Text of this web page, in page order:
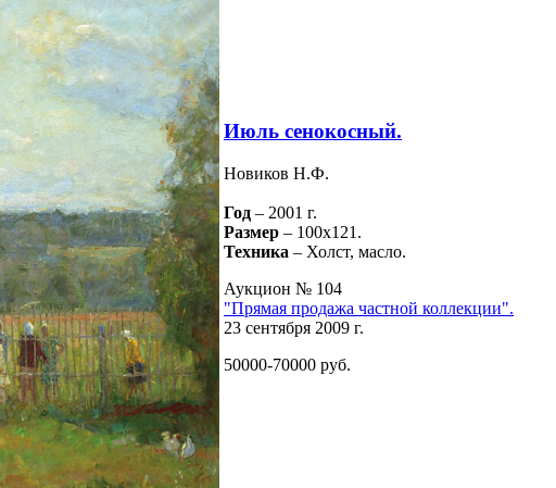
Июль сенокосный.
Новиков Н.Ф.
Год – 2001 г.
Размер – 100х121.
Техника – Холст, масло.
Аукцион № 104
"Прямая продажа частной коллекции".
23 сентября 2009 г.
50000-70000 руб.